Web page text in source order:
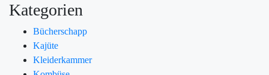
Kategorien
Bücherschapp
Kajüte
Kleiderkammer